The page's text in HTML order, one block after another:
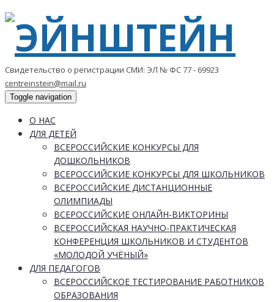
Свидетельство о регистрации СМИ: ЭЛ № ФС 77 - 69923
centreinstein@mail.ru
Toggle navigation
О НАС
ДЛЯ ДЕТЕЙ
ВСЕРОССИЙСКИЕ КОНКУРСЫ ДЛЯ
ДОШКОЛЬНИКОВ
ВСЕРОССИЙСКИЕ КОНКУРСЫ ДЛЯ ШКОЛЬНИКОВ
ВСЕРОССИЙСКИЕ ДИСТАНЦИОННЫЕ
ОЛИМПИАДЫ
ВСЕРОССИЙСКИЕ ОНЛАЙН-ВИКТОРИНЫ
ВСЕРОССИЙСКАЯ НАУЧНО-ПРАКТИЧЕСКАЯ
КОНФЕРЕНЦИЯ ШКОЛЬНИКОВ И СТУДЕНТОВ
«МОЛОДОЙ УЧЁНЫЙ»
ДЛЯ ПЕДАГОГОВ
ВСЕРОССИЙСКОЕ ТЕСТИРОВАНИЕ РАБОТНИКОВ
ОБРАЗОВАНИЯ